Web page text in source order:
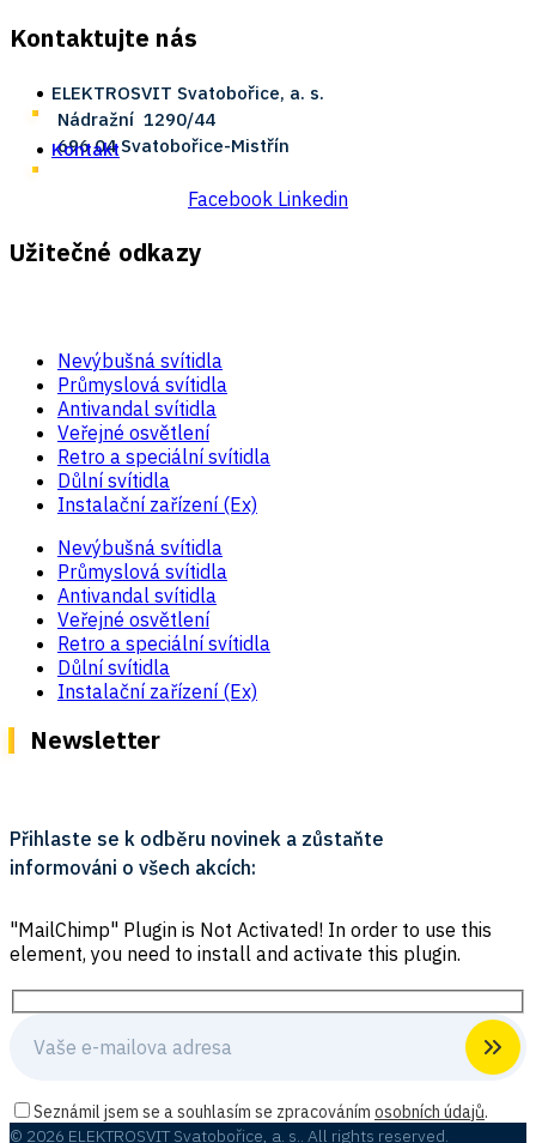
Kontaktujte nás
ELEKTROSVIT Svatobořice, a. s.
Nádražní ­ 1290/44
696 04 Svatobořice-Mistřín
Kontakt
Facebook Linkedin
Užitečné odkazy
Nevýbušná svítidla
Průmyslová svítidla
Antivandal svítidla
Veřejné osvětlení
Retro a speciální svítidla
Důlní svítidla
Instalační zařízení (Ex)
Nevýbušná svítidla
Průmyslová svítidla
Antivandal svítidla
Veřejné osvětlení
Retro a speciální svítidla
Důlní svítidla
Instalační zařízení (Ex)
Newsletter
Přihlaste se k odběru novinek a zůstaňte
informováni o všech akcích:
"MailChimp" Plugin is Not Activated! In order to use this
element, you need to install and activate this plugin.
Seznámil jsem se a souhlasím se zpracováním osobních údajů.
© 2026 ELEKTROSVIT Svatobořice, a. s.. All rights reserved.